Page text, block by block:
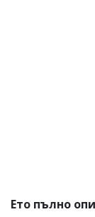
Ето пълно